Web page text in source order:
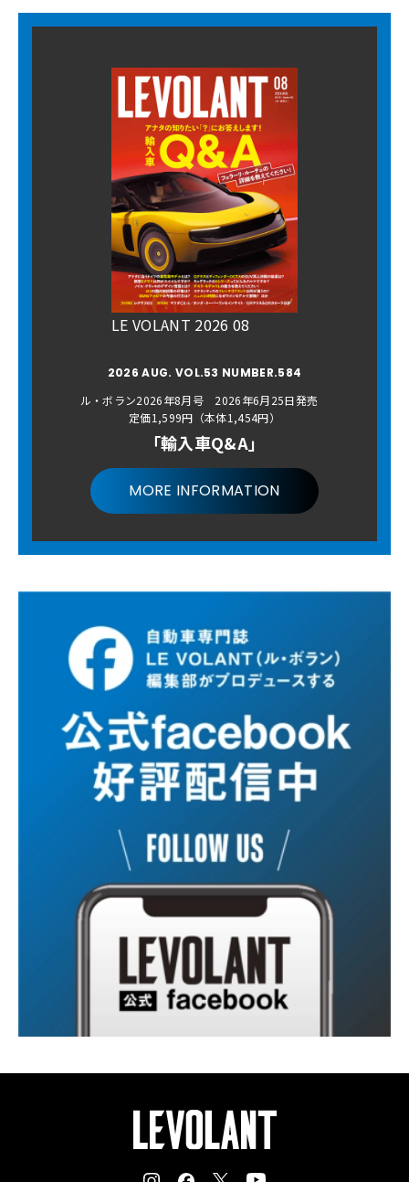
LE VOLANT 2026 08
2026 AUG. VOL.53 NUMBER.584
ル・ボラン2026年8月号 2026年6月25日発売
定価1,599円（本体1,454円）
「輸入車Q&A」
MORE INFORMATION